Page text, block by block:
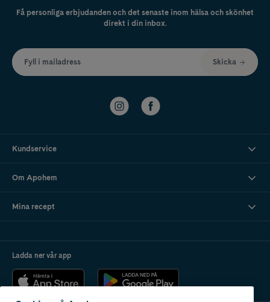
Få personliga erbjudanden och det senaste inom hälsa och skönhet
direkt i din inbox.
Fyll i mailadress Skicka
Kundservice
Om Apohem
Mina recept
Ladda ner vår app